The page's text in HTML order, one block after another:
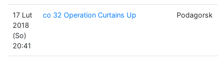
17 Lut
2018
(So)
20:41
co 32 Operation Curtains Up Podagorsk